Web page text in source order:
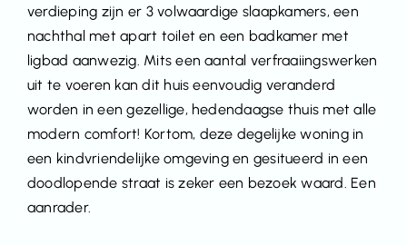
verdieping zijn er 3 volwaardige slaapkamers, een
nachthal met apart toilet en een badkamer met
ligbad aanwezig. Mits een aantal verfraaiingswerken
uit te voeren kan dit huis eenvoudig veranderd
worden in een gezellige, hedendaagse thuis met alle
modern comfort! Kortom, deze degelijke woning in
een kindvriendelijke omgeving en gesitueerd in een
doodlopende straat is zeker een bezoek waard. Een
aanrader.